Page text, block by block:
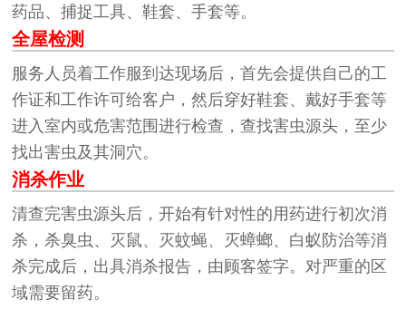
药品、捕捉工具、鞋套、手套等。
全屋检测
服务人员着工作服到达现场后，首先会提供自己的工
作证和工作许可给客户，然后穿好鞋套、戴好手套等
进入室内或危害范围进行检查，查找害虫源头，至少
找出害虫及其洞穴。
消杀作业
清查完害虫源头后，开始有针对性的用药进行初次消
杀，杀臭虫、灭鼠、灭蚊蝇、灭蟑螂、白蚁防治等消
杀完成后，出具消杀报告，由顾客签字。对严重的区
域需要留药。